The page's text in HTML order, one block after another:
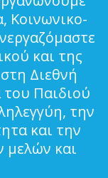
Κοινωνικο-
και της
Διεθνή
Παιδιού
την
και την
μελών και